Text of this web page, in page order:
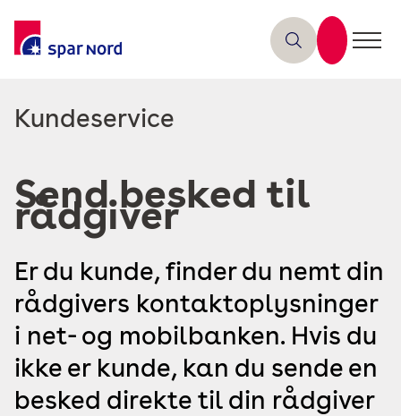
Read
Kundeservice
Send besked til
rådgiver
Er du kunde, finder du nemt din
rådgivers kontaktoplysninger
i net- og mobilbanken. Hvis du
ikke er kunde, kan du sende en
besked direkte til din rådgiver